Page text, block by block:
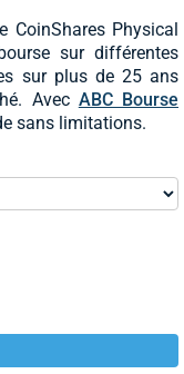
CoinShares Physical
sur différentes
sur plus de 25 ans
Avec ABC Bourse
sans limitations.